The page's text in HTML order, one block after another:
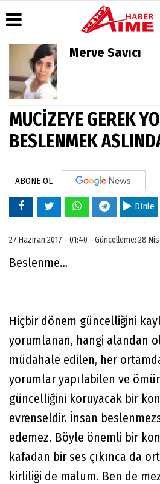
Üye Paneli
Haber
Arşivi
Dergi
Arşivi
Günün
Manşetleri
Anketler
Biyografiler
Merve Savıcı
MUCİZEYE GEREK
BESLENMEK
ABONE OL
Dinle
27 Haziran 2017 - 01:40 - Güncelleme: 28
Beslenme…
Hiçbir dönem güncelliğini
yorumlanan, hangi alandan
müdahale edilen, her
yorumlar yapılabilen ve
güncelliğini koruyacak bir
evrenseldir. İnsan
edemez. Böyle önemli bir
kafadan bir ses çıkınca da
kirliliği de malum. Ben de